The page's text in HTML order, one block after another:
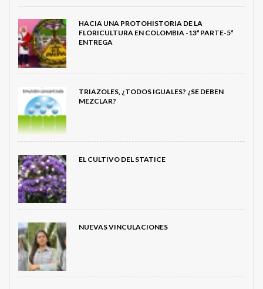
HACIA UNA PROTOHISTORIA DE LA
FLORICULTURA EN COLOMBIA -13ª PARTE-5ª
ENTREGA
TRIAZOLES, ¿TODOS IGUALES? ¿SE DEBEN
MEZCLAR?
EL CULTIVO DEL STATICE
NUEVAS VINCULACIONES